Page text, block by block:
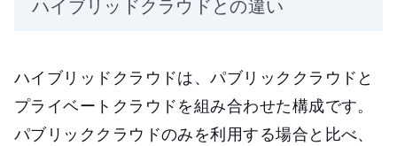
ハイブリッドクラウドとの違い
ハイブリッドクラウドは、パブリッククラウドと
プライベートクラウドを組み合わせた構成です。
パブリッククラウドのみを利用する場合と比べ、